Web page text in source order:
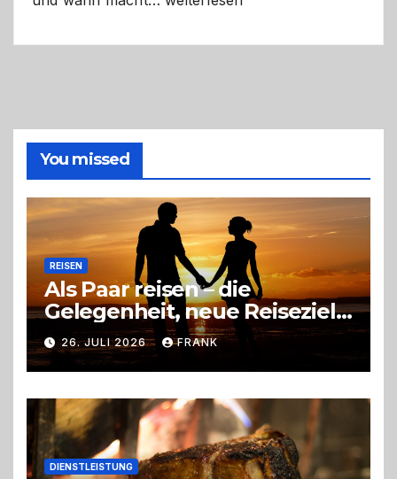
richtige
Entscheidung
You missed
REISEN
Als Paar reisen – die
Gelegenheit, neue Reiseziele
zu entdecken
26. JULI 2026 FRANK
DIENSTLEISTUNG